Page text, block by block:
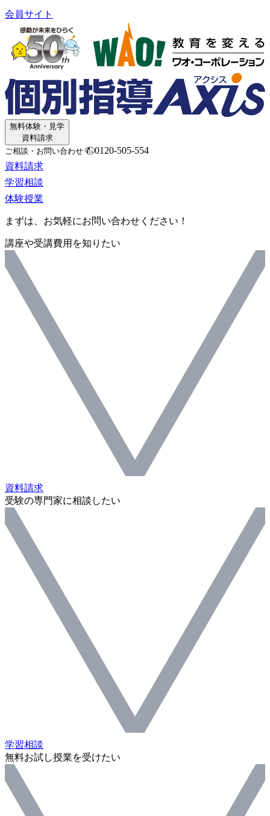
会員サイト
無料体験・見学
資料請求
ご相談・お問い合わせ
0120-505-554
資料請求
学習相談
体験授業
まずは、お気軽にお問い合わせください！
講座や受講費用を知りたい
資料請求
受験の専門家に相談したい
学習相談
無料お試し授業を受けたい